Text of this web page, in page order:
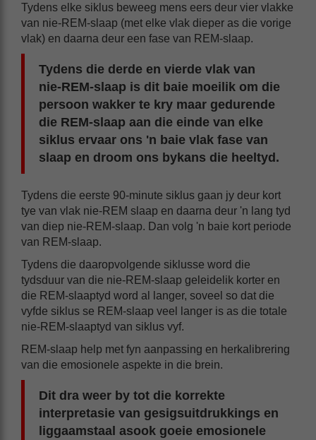
Tydens elke siklus beweeg mens eers deur vier vlakke
van nie-REM-slaap (met elke vlak dieper as die vorige
vlak) en daarna deur een fase van REM-slaap.
Tydens die derde en vierde vlak van
nie-REM-slaap is dit baie moeilik om die
persoon wakker te kry maar gedurende
die REM-slaap aan die einde van elke
siklus ervaar ons 'n baie vlak fase van
slaap en droom ons bykans die heeltyd.
Tydens die eerste 90-minute siklus gaan jy deur kort
tye van vlak nie-REM slaap en daarna deur 'n lang tyd
van diep nie-REM-slaap. Dan volg 'n baie kort periode
van REM-slaap.
Tydens die daaropvolgende siklusse word die
tydsduur van die nie-REM-slaap geleidelik korter en
die REM-slaaptyd word al langer, soveel so dat die
vyfde siklus se REM-slaap veel langer is as die totale
nie-REM-slaaptyd van siklus vyf.
REM-slaap help met fyn aanpassing en herkalibrering
van die emosionele aspekte in die brein.
Dit dra weer by tot die korrekte
interpretasie van gesigsuitdrukkings en
liggaamstaal asook goeie emosionele